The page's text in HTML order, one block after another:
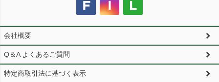
会社概要
Q＆A よくあるご質問
特定商取引法に基づく表示